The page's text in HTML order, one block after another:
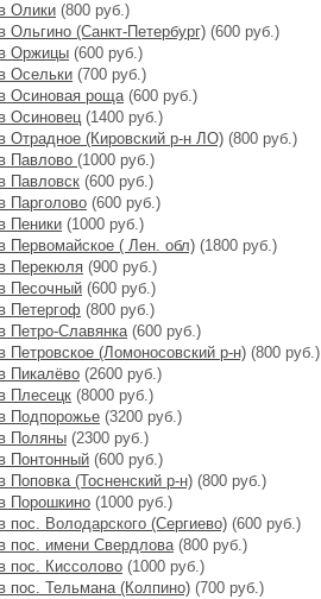
Олики (800 руб.)
Ольгино (Санкт-Петербург) (600 руб.)
Оржицы (600 руб.)
Осельки (700 руб.)
Осиновая роща(600 руб.)
Осиновец (1400 руб.)
Отрадное (Кировский р-н ЛО) (800 руб.)
Павлово (1000 руб.)
Павловск (600 руб.)
Парголово (600 руб.)
Пеники (1000 руб.)
Первомайское ( Лен. обл) (1800 руб.)
Перекюля (900 руб.)
Песочный (600 руб.)
Петергоф (800 руб.)
Петро-Славянка(600 руб.)
Петровское (Ломоносовский р-н) (800 руб.)
Пикалёво (2600 руб.)
Плесецк (8000 руб.)
Подпорожье (3200 руб.)
Поляны (2300 руб.)
Понтонный (600 руб.)
Поповка (Тосненский р-н) (800 руб.)
Порошкино (1000 руб.)
пос. Володарского (Сергиево) (600 руб.)
пос. имени Свердлова(800 руб.)
пос. Киссолово (1000 руб.)
пос. Тельмана (Колпино) (700 руб.)